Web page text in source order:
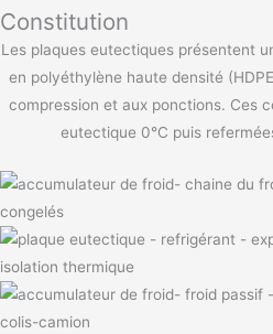
Constitution
Les plaques eutectiques présentent
en polyéthylène haute densité
compression et aux ponctions. Ces
eutectique 0°C puis